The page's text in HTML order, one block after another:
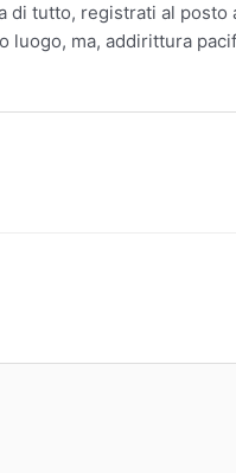
tutto, registrati al
ma, addirittura